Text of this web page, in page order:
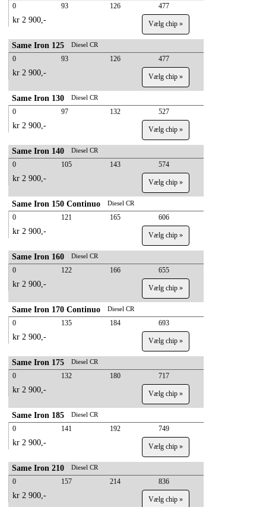
0 93 126 477
kr 2 900,- Vælg chip »
Same Iron 125 Diesel CR
0 93 126 477
kr 2 900,- Vælg chip »
Same Iron 130 Diesel CR
0 97 132 527
kr 2 900,- Vælg chip »
Same Iron 140 Diesel CR
0 105 143 574
kr 2 900,- Vælg chip »
Same Iron 150 Continuo Diesel CR
0 121 165 606
kr 2 900,- Vælg chip »
Same Iron 160 Diesel CR
0 122 166 655
kr 2 900,- Vælg chip »
Same Iron 170 Continuo Diesel CR
0 135 184 693
kr 2 900,- Vælg chip »
Same Iron 175 Diesel CR
0 132 180 717
kr 2 900,- Vælg chip »
Same Iron 185 Diesel CR
0 141 192 749
kr 2 900,- Vælg chip »
Same Iron 210 Diesel CR
0 157 214 836
kr 2 900,- Vælg chip »